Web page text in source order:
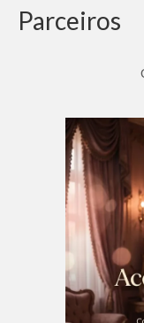
Parceiros